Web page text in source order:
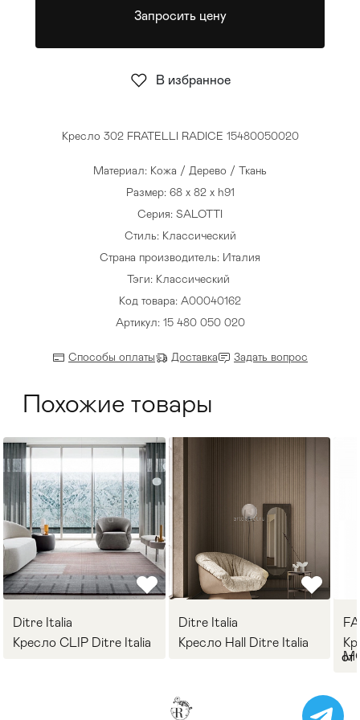
Кресло 302 FRATELLI RADICE 15480050020
Материал: Кожа / Дерево / Ткань
Размер: 68 x 82 x h91
Серия: SALOTTI
Стиль: Классический
Страна производитель: Италия
Тэги: Классический
Код товара: A00040162
Артикул: 15 480 050 020
Способы оплаты Доставка Задать вопрос
Запросить цену
В избранное
Похожие товары
Ditre Italia
Кресло CLIP Ditre Italia
Ditre Italia
Кресло Hall Ditre Italia
от